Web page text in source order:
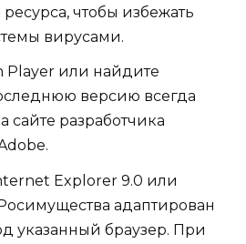
чтобы избежать
вирусами.
Player или найдите
версию всегда
сайте разработчика
Explorer 9.0 или
адаптирован
указанный браузер. При